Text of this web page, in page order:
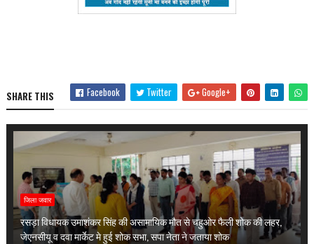
SHARE THIS Facebook Twitter Google+
जिला जवार
रसड़ा विधायक उमाशंकर सिंह की असामायिक मौत से चहुओर फैली शोक की लहर,
जेएनसीयू व दवा मार्केट मे हुई शोक सभा, सपा नेता ने जताया शोक